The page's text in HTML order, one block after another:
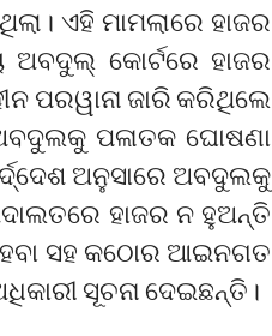
ଏହି ମାମଲାରେ ହାଜର
ଅବଦୁଲ୍ କୋର୍ଟରେ ହାଜର
ପରୱାନା ଜାରି କରିଥିଲେ
ପଳାତକ ଘୋଷଣା
ଅନୁସାରେ ଅବଦୁଲକୁ
ହାଜର ନ ହୁଅନ୍ତି
ସହ କଠୋର ଆଇନଗତ
ସୂଚନା ଦେଇଛନ୍ତି।